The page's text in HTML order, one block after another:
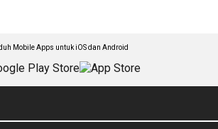
Mobile Apps untuk iOS dan Android